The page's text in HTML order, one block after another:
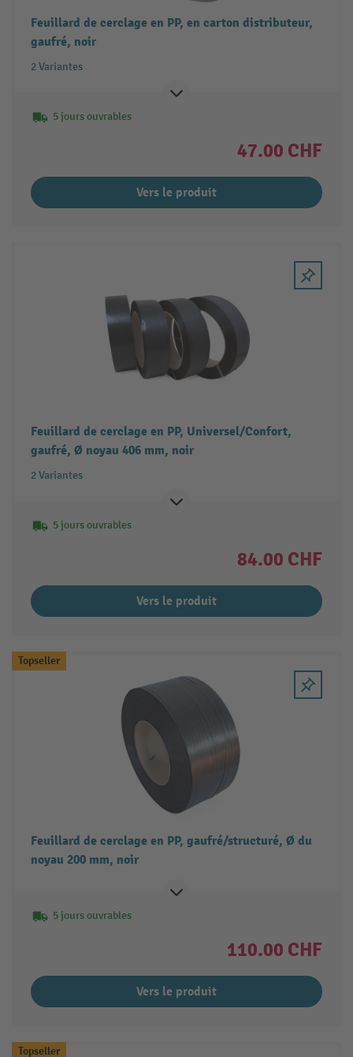
Feuillard de cerclage en PP, en carton distributeur,
gaufré, noir
2 Variantes
5 jours ouvrables
47.00 CHF
Vers le produit
Feuillard de cerclage en PP, Universel/Confort,
gaufré, Ø noyau 406 mm, noir
2 Variantes
5 jours ouvrables
84.00 CHF
Vers le produit
Topseller
Feuillard de cerclage en PP, gaufré/structuré, Ø du
noyau 200 mm, noir
5 jours ouvrables
110.00 CHF
Vers le produit
Topseller